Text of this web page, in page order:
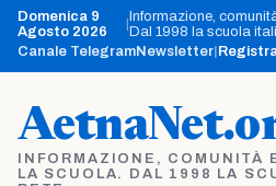
Vai
contenuto
Domenica 9
Agosto 2026
|Informazione,
Dal 1998 la scuola
Canale TelegramNewsletter
INFORMAZIONE, COMUNITÀ
LA SCUOLA. DAL 1998 LA